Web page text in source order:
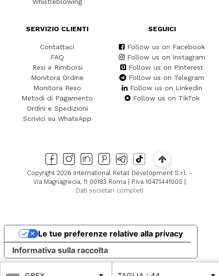
SERVIZIO CLIENTI
Contattaci
FAQ
Resi e Rimborsi
Monitora Ordine
Monitora Reso
Metodi di Pagamento
Ordini e Spedizioni
Scrivici su WhatsApp
SEGUICI
Follow us on Facebook
Follow us on Instagram
Follow us on Pinterest
Follow us on Telegram
Follow us on Linkedin
Follow us on TikTok
Copyright 2026 International Retail Development S.r.l. -
Via Magnagrecia, 11 00183 Roma | P.iva 10471441005 |
Dati societari completi
Informativa sulla raccolta
Le tue preferenze relative alla privacy